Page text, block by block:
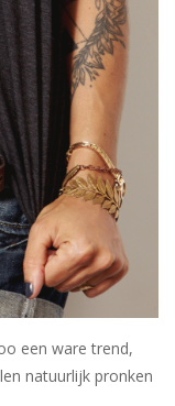
een ware trend,
natuurlijk pronken